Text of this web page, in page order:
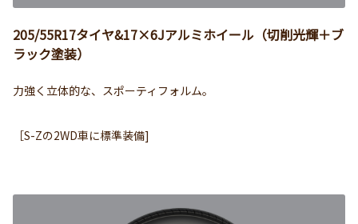
205/55R17タイヤ&17×6Jアルミホイール（切削光輝＋ブ
ラック塗装）
力強く立体的な、スポーティフォルム。
［S-Zの2WD車に標準装備]